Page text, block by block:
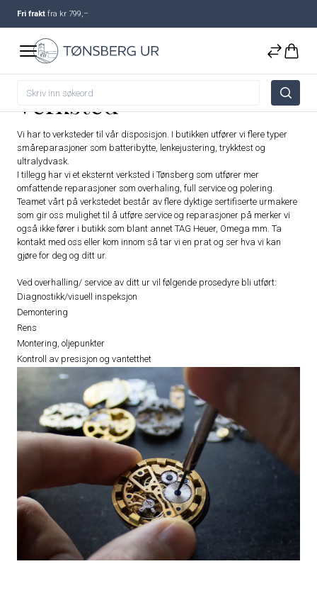
Fri frakt fra kr 799,–
Verksted
Vi har to verksteder til vår disposisjon. I butikken utfører vi flere typer
småreparasjoner som batteribytte, lenkejustering, trykktest og
ultralydvask.
I tillegg har vi et eksternt verksted i Tønsberg som utfører mer
omfattende reparasjoner som overhaling, full service og polering.
Teamet vårt på verkstedet består av flere dyktige sertifiserte urmakere
som gir oss mulighet til å utføre service og reparasjoner på merker vi
også ikke fører i butikk som blant annet TAG Heuer, Omega mm. Ta
kontakt med oss eller kom innom så tar vi en prat og ser hva vi kan
gjøre for deg og ditt ur.
Ved overhalling/ service av ditt ur vil følgende prosedyre bli utført:
Diagnostikk/visuell inspeksjon
Demontering
Rens
Montering, oljepunkter
Kontroll av presisjon og vantetthet